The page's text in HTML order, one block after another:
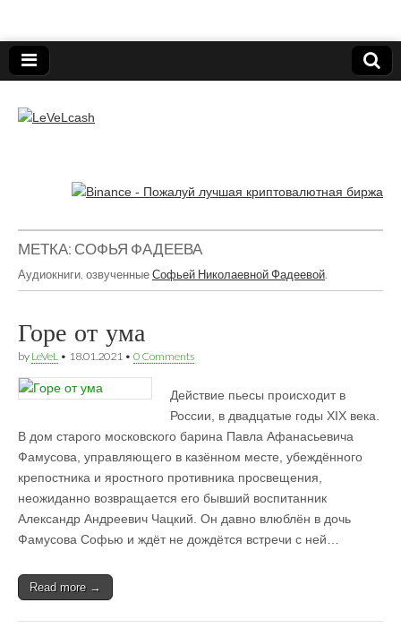
LeVeLcash
МЕТКА: СОФЬЯ ФАДЕЕВА
Аудиокниги, озвученныеСофьей Николаевной Фадеевой.
Горе от ума
by LeVeL • 18.01.2021 • 0 Comments
Действие пьесы происходит в
России, в двадцатые годы XIX века.
В дом старого московского барина Павла Афанасьевича
Фамусова, управляющего в казённом месте, убеждённого
крепостника и яростного противника просвещения,
неожиданно возвращается его бывший воспитанник
Александр Андреевич Чацкий. Он давно влюблён в дочь
Фамусова Софью и ждёт не дождётся встречи с ней…
Read more →